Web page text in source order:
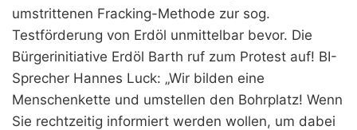
umstrittenen Fracking-Methode zur sog.
Testförderung von Erdöl unmittelbar bevor. Die
Bürgerinitiative Erdöl Barth ruf zum Protest auf! BI-
Sprecher Hannes Luck: „Wir bilden eine
Menschenkette und umstellen den Bohrplatz! Wenn
Sie rechtzeitig informiert werden wollen, um dabei